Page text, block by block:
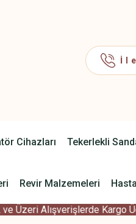
Cihazları Tekerlekli
Revir Malzemeleri
Alışverişlerde Kargo